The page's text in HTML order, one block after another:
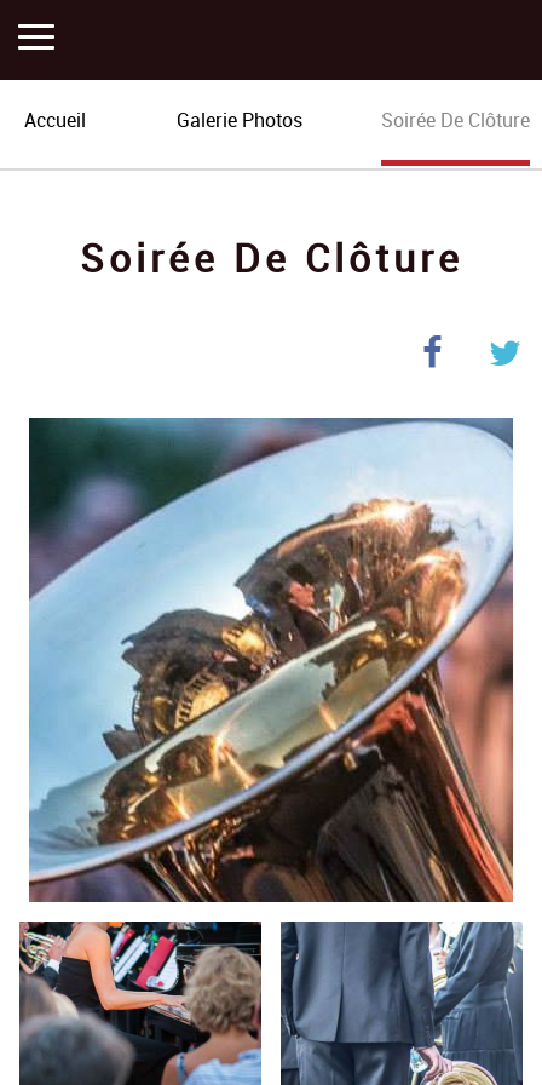
Accueil
Histoire
Plan
Portfolios
Accueil Galerie Photos Soirée De Clôture
Soirée De Clôture